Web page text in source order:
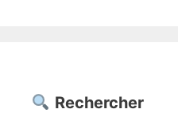
Rechercher